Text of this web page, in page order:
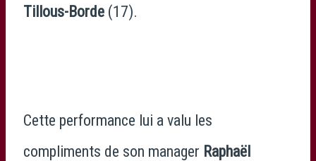
Tillous-Borde (17).
Cette performance lui a valu les
compliments de son manager Raphaël